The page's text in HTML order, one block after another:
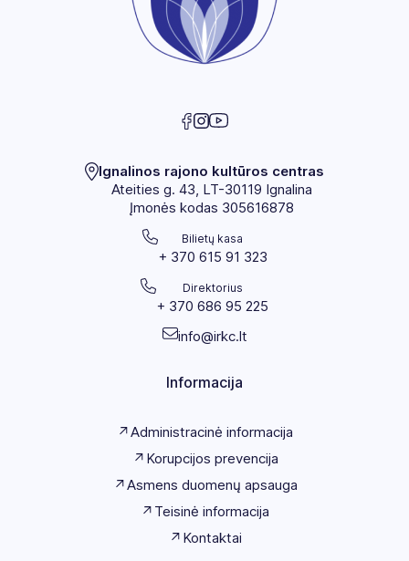
„Skambančios Ignalinos legendos“
„Ignalinos krašto tradicinių švenčių
Ignalinos rajono kultūros centras
Ateities g. 43, LT-30119 Ignalina
Įmonės kodas 305616878
Bilietų kasa
+ 370 615 91 323
Direktorius
+ 370 686 95 225
info@irkc.lt
Informacija
Administracinė informacija
Korupcijos prevencija
Asmens duomenų apsauga
Teisinė informacija
Kontaktai